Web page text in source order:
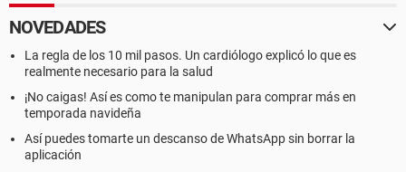
NOVEDADES
La regla de los 10 mil pasos. Un cardiólogo explicó lo que es
realmente necesario para la salud
¡No caigas! Así es como te manipulan para comprar más en
temporada navideña
Así puedes tomarte un descanso de WhatsApp sin borrar la
aplicación